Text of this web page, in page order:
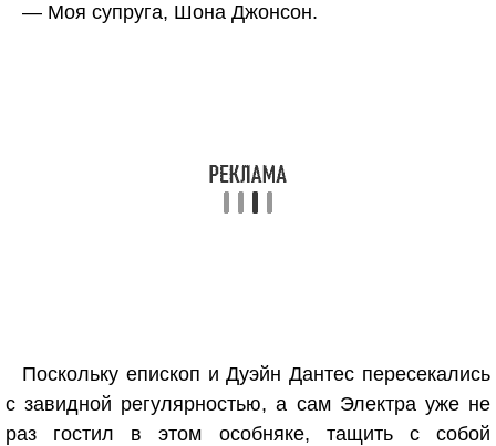
— Моя супруга, Шона Джонсон.
Поскольку епископ и Дуэйн Дантес пересекались
с завидной регулярностью, а сам Электра уже не
раз гостил в этом особняке, тащить с собой